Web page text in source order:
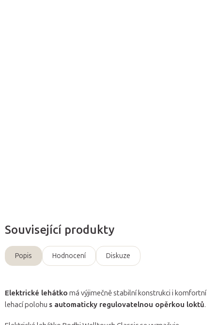
Související produkty
Popis Hodnocení Diskuze
Elektrické lehátko má výjimečně stabilní konstrukci i komfortní
lehací polohu s automaticky regulovatelnou opěrkou loktů.